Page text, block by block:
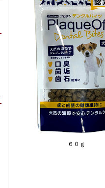
６０ｇ